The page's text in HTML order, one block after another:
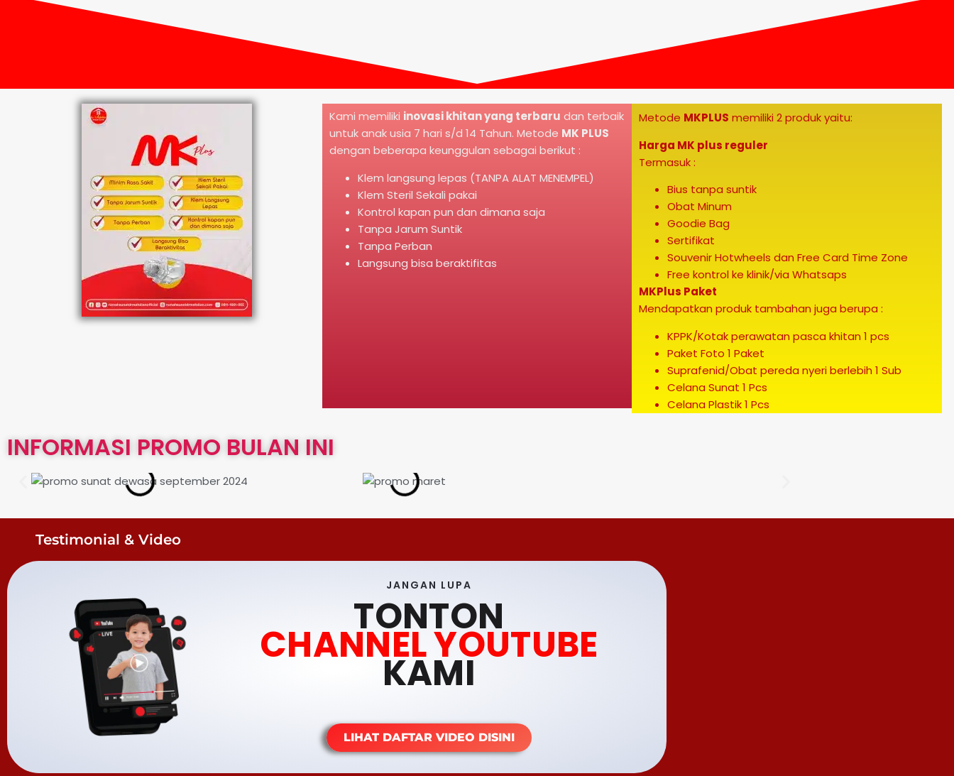
Kami memiliki inovasi khitan yang terbaru dan terbaik
untuk anak usia 7 hari s/d 14 Tahun. Metode MK PLUS
dengan beberapa keunggulan sebagai berikut :
Klem langsung lepas (TANPA ALAT MENEMPEL)
Klem Steril Sekali pakai
Kontrol kapan pun dan dimana saja
Tanpa Jarum Suntik
Tanpa Perban
Langsung bisa beraktifitas
Metode MKPLUS memiliki 2 produk yaitu:
Harga MK plus reguler
Termasuk :
Bius tanpa suntik
Obat Minum
Goodie Bag
Sertifikat
Souvenir Hotwheels dan Free Card Time Zone
Free kontrol ke klinik/via Whatsaps
MKPlus Paket
Mendapatkan produk tambahan juga berupa :
KPPK/Kotak perawatan pasca khitan 1 pcs
Paket Foto 1 Paket
Suprafenid/Obat pereda nyeri berlebih 1 Sub
Celana Sunat 1 Pcs
Celana Plastik 1 Pcs
INFORMASI PROMO BULAN INI
Testimonial & Video
JANGAN LUPA
TONTON
CHANNEL YOUTUBE
KAMI
LIHAT DAFTAR VIDEO DISINI